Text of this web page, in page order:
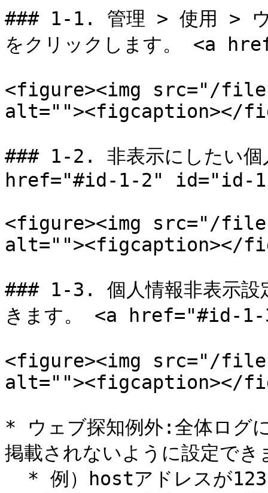
### 1-1. 管理 > 使用 > ウ
をクリックします。 <a
<figure><img src="/files/
alt=""><figcaption></
### 1-2. 非表示にしたい個
href="#id-1-2" id="id-
<figure><img src="/files/
alt=""><figcaption></
### 1-3. 個人情報非表示設
きます。 <a href="#id-
<figure><img src="/
alt=""><figcaption></
* ウェブ探知例外:全体ログ
掲載されないように設定でき